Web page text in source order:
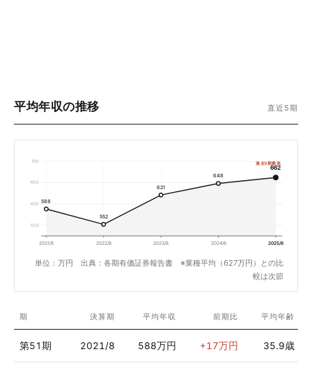
平均年収の推移 直近5期
700
650
600
550
588
552
621
648
662
過去5期最高
2021/8 2022/8 2023/8 2024/8 2025/8
単位：万円 出典：各期有価証券報告書 ※業種平均（627万円）との比
較は次節
期 決算期 平均年収 前期比 平均年齢
第51期 2021/8 588万円 +17万円 35.9歳